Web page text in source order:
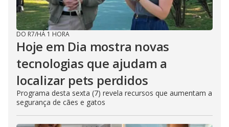
DO R7/HÁ 1 HORA
Hoje em Dia mostra novas
tecnologias que ajudam a
localizar pets perdidos
Programa desta sexta (7) revela recursos que aumentam a
segurança de cães e gatos